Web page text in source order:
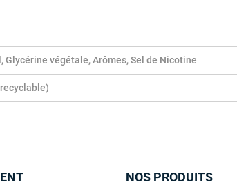
Glycérine végétale, Arômes, Sel de Nicotine
NOS PRODUITS